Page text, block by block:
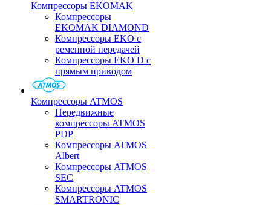
Компрессоры EKOMAK
Компрессоры
EKOMAK DIAMOND
Компрессоры EKO c
ременной передачей
Компрессоры EKO D с
прямым приводом
Компрессоры ATMOS
Передвижные
компрессоры ATMOS
PDP
Компрессоры ATMOS
Albert
Компрессоры ATMOS
SEC
Компрессоры ATMOS
SMARTRONIC